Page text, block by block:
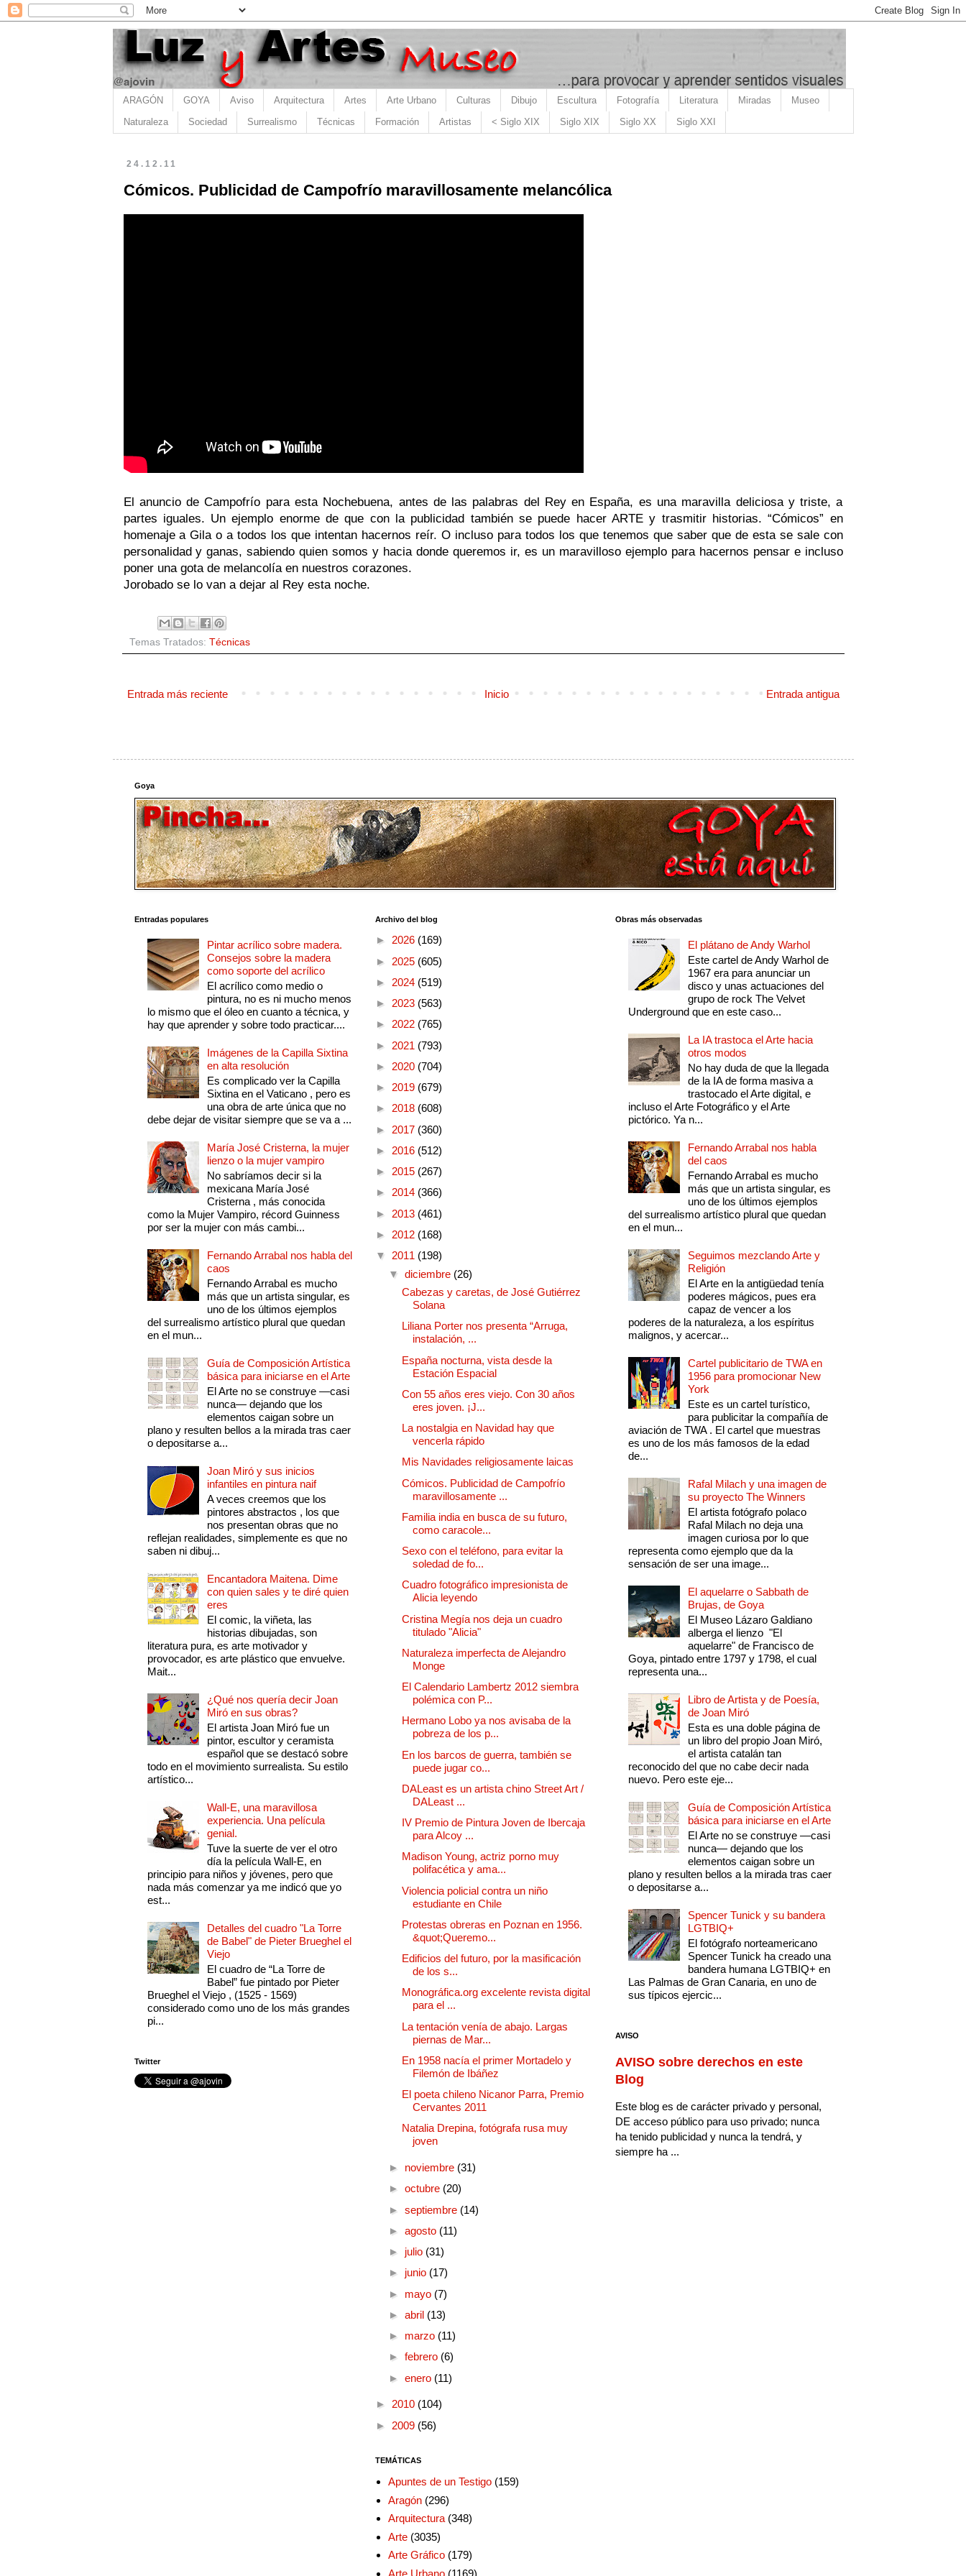
ARAGÓN GOYA Aviso Arquitectura Artes Arte Urbano Culturas Dibujo Escultura Fotografía Literatura Miradas Museo
Naturaleza Sociedad Surrealismo Técnicas Formación Artistas < Siglo XIX Siglo XIX Siglo XX Siglo XXI
24.12.11
Cómicos. Publicidad de Campofrío maravillosamente melancólica
El anuncio de Campofrío para esta Nochebuena, antes de las palabras del Rey en España, es una maravilla deliciosa y triste, a
partes iguales. Un ejemplo enorme de que con la publicidad también se puede hacer ARTE y trasmitir historias. “Cómicos” en
homenaje a Gila o a todos los que intentan hacernos reír. O incluso para todos los que tenemos que saber que de esta se sale con
personalidad y ganas, sabiendo quien somos y hacia donde queremos ir, es un maravilloso ejemplo para hacernos pensar e incluso
poner una gota de melancolía en nuestros corazones.
Jorobado se lo van a dejar al Rey esta noche.
Temas Tratados: Técnicas
Entrada más reciente Entrada antigua
Inicio
Goya
Entradas populares
Pintar acrílico sobre madera.
Consejos sobre la madera
como soporte del acrílico
El acrílico como medio o
pintura, no es ni mucho menos
lo mismo que el óleo en cuanto a técnica, y
hay que aprender y sobre todo practicar....
Imágenes de la Capilla Sixtina
en alta resolución
Es complicado ver la Capilla
Sixtina en el Vaticano , pero es
una obra de arte única que no
debe dejar de visitar siempre que se va a ...
María José Cristerna, la mujer
lienzo o la mujer vampiro
No sabríamos decir si la
mexicana María José
Cristerna , más conocida
como la Mujer Vampiro, récord Guinness
por ser la mujer con más cambi...
Fernando Arrabal nos habla del
caos
Fernando Arrabal es mucho
más que un artista singular, es
uno de los últimos ejemplos
del surrealismo artístico plural que quedan
en el mun...
Guía de Composición Artística
básica para iniciarse en el Arte
El Arte no se construye —casi
nunca— dejando que los
elementos caigan sobre un
plano y resulten bellos a la mirada tras caer
o depositarse a...
Joan Miró y sus inicios
infantiles en pintura naif
A veces creemos que los
pintores abstractos , los que
nos presentan obras que no
reflejan realidades, simplemente es que no
saben ni dibuj...
Encantadora Maitena. Dime
con quien sales y te diré quien
eres
El comic, la viñeta, las
historias dibujadas, son
literatura pura, es arte motivador y
provocador, es arte plástico que envuelve.
Mait...
¿Qué nos quería decir Joan
Miró en sus obras?
El artista Joan Miró fue un
pintor, escultor y ceramista
español que se destacó sobre
todo en el movimiento surrealista. Su estilo
artístico...
Wall-E, una maravillosa
experiencia. Una película
genial.
Tuve la suerte de ver el otro
día la película Wall-E, en
principio para niños y jóvenes, pero que
nada más comenzar ya me indicó que yo
est...
Detalles del cuadro "La Torre
de Babel" de Pieter Brueghel el
Viejo
El cuadro de “La Torre de
Babel” fue pintado por Pieter
Brueghel el Viejo , (1525 - 1569)
considerado como uno de los más grandes
pi...
Twitter
Archivo del blog
► 2026 (169)
► 2025 (605)
► 2024 (519)
► 2023 (563)
► 2022 (765)
► 2021 (793)
► 2020 (704)
► 2019 (679)
► 2018 (608)
► 2017 (360)
► 2016 (512)
► 2015 (267)
► 2014 (366)
► 2013 (461)
► 2012 (168)
▼ 2011 (198)
▼ diciembre (26)
Cabezas y caretas, de José Gutiérrez
Solana
Liliana Porter nos presenta “Arruga,
instalación, ...
España nocturna, vista desde la
Estación Espacial
Con 55 años eres viejo. Con 30 años
eres joven. ¡J...
La nostalgia en Navidad hay que
vencerla rápido
Mis Navidades religiosamente laicas
Cómicos. Publicidad de Campofrío
maravillosamente ...
Familia india en busca de su futuro,
como caracole...
Sexo con el teléfono, para evitar la
soledad de fo...
Cuadro fotográfico impresionista de
Alicia leyendo
Cristina Megía nos deja un cuadro
titulado "Alicia"
Naturaleza imperfecta de Alejandro
Monge
El Calendario Lambertz 2012 siembra
polémica con P...
Hermano Lobo ya nos avisaba de la
pobreza de los p...
En los barcos de guerra, también se
puede jugar co...
DALeast es un artista chino Street Art /
DALeast ...
IV Premio de Pintura Joven de Ibercaja
para Alcoy ...
Madison Young, actriz porno muy
polifacética y ama...
Violencia policial contra un niño
estudiante en Chile
Protestas obreras en Poznan en 1956.
&quot;Queremo...
Edificios del futuro, por la masificación
de los s...
Monográfica.org excelente revista digital
para el ...
La tentación venía de abajo. Largas
piernas de Mar...
En 1958 nacía el primer Mortadelo y
Filemón de Ibáñez
El poeta chileno Nicanor Parra, Premio
Cervantes 2011
Natalia Drepina, fotógrafa rusa muy
joven
► noviembre (31)
► octubre (20)
► septiembre (14)
► agosto (11)
► julio (31)
► junio (17)
► mayo (7)
► abril (13)
► marzo (11)
► febrero (6)
► enero (11)
► 2010 (104)
► 2009 (56)
TEMÁTICAS
Apuntes de un Testigo (159)
Aragón (296)
Arquitectura (348)
Arte (3035)
Arte Gráfico (179)
Arte Urbano (1169)
Obras más observadas
El plátano de Andy Warhol
Este cartel de Andy Warhol de
1967 era para anunciar un
disco y unas actuaciones del
grupo de rock The Velvet
Underground que en este caso...
La IA trastoca el Arte hacia
otros modos
No hay duda de que la llegada
de la IA de forma masiva a
trastocado el Arte digital, e
incluso el Arte Fotográfico y el Arte
pictórico. Ya n...
Fernando Arrabal nos habla
del caos
Fernando Arrabal es mucho
más que un artista singular, es
uno de los últimos ejemplos
del surrealismo artístico plural que quedan
en el mun...
Seguimos mezclando Arte y
Religión
El Arte en la antigüedad tenía
poderes mágicos, pues era
capaz de vencer a los
poderes de la naturaleza, a los espíritus
malignos, y acercar...
Cartel publicitario de TWA en
1956 para promocionar New
York
Este es un cartel turístico,
para publicitar la compañía de
aviación de TWA . El cartel que muestras
es uno de los más famosos de la edad
de...
Rafal Milach y una imagen de
su proyecto The Winners
El artista fotógrafo polaco
Rafal Milach no deja una
imagen curiosa por lo que
representa como ejemplo que da la
sensación de ser una image...
El aquelarre o Sabbath de
Brujas, de Goya
El Museo Lázaro Galdiano
alberga el lienzo "El
aquelarre" de Francisco de
Goya, pintado entre 1797 y 1798, el cual
representa una...
Libro de Artista y de Poesía,
de Joan Miró
Esta es una doble página de
un libro del propio Joan Miró,
el artista catalán tan
reconocido del que no cabe decir nada
nuevo. Pero este eje...
Guía de Composición Artística
básica para iniciarse en el Arte
El Arte no se construye —casi
nunca— dejando que los
elementos caigan sobre un
plano y resulten bellos a la mirada tras caer
o depositarse a...
Spencer Tunick y su bandera
LGTBIQ+
El fotógrafo norteamericano
Spencer Tunick ha creado una
bandera humana LGTBIQ+ en
Las Palmas de Gran Canaria, en uno de
sus típicos ejercic...
AVISO
AVISO sobre derechos en este
Blog
Este blog es de carácter privado y personal,
DE acceso público para uso privado; nunca
ha tenido publicidad y nunca la tendrá, y
siempre ha ...